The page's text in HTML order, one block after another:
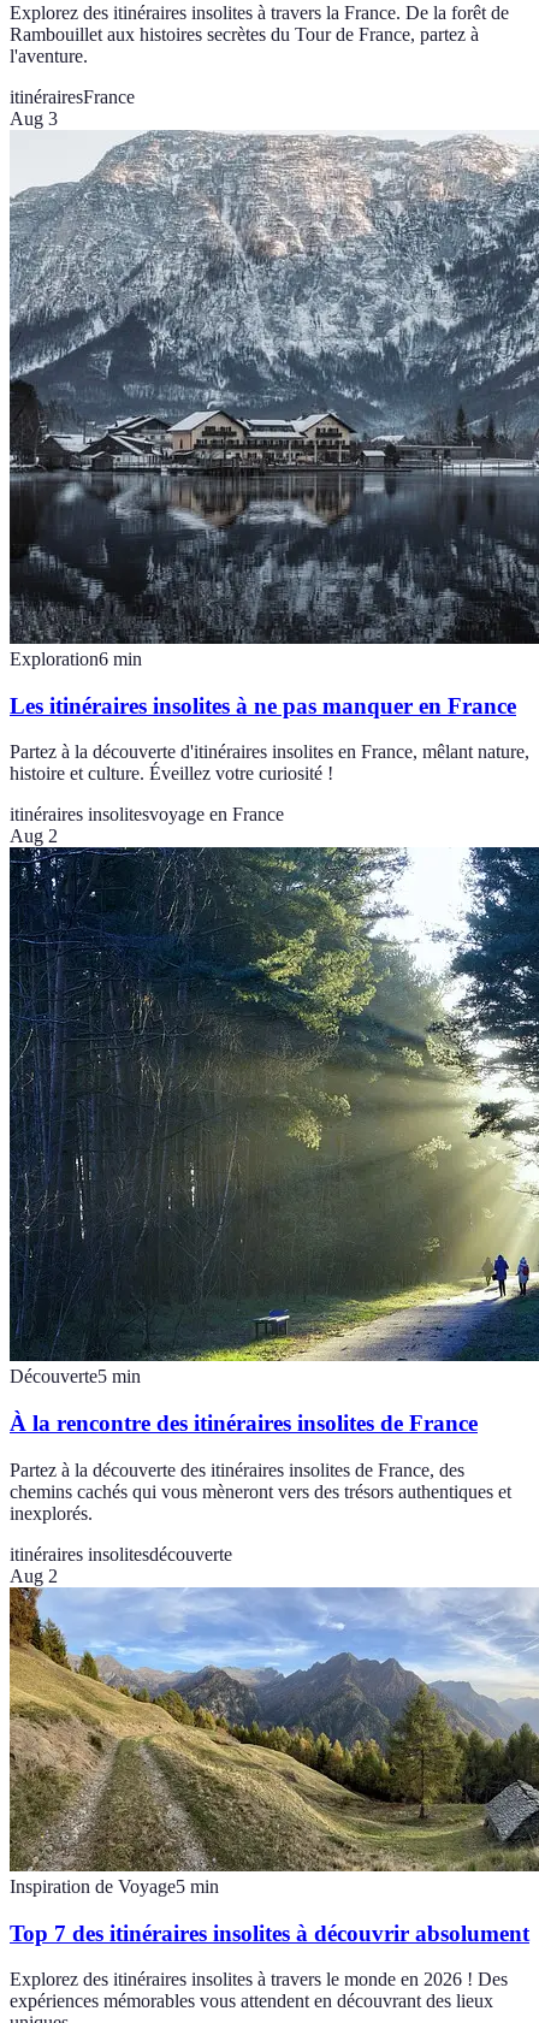
Explorez des itinéraires insolites à travers la France. De la forêt de
Rambouillet aux histoires secrètes du Tour de France, partez à
l'aventure.
itinérairesFrance
Aug 3
Exploration6 min
Les itinéraires insolites à ne pas manquer en France
Partez à la découverte d'itinéraires insolites en France, mêlant nature,
histoire et culture. Éveillez votre curiosité !
itinéraires insolitesvoyage en France
Aug 2
Découverte5 min
À la rencontre des itinéraires insolites de France
Partez à la découverte des itinéraires insolites de France, des
chemins cachés qui vous mèneront vers des trésors authentiques et
inexplorés.
itinéraires insolitesdécouverte
Aug 2
Inspiration de Voyage5 min
Top 7 des itinéraires insolites à découvrir absolument
Explorez des itinéraires insolites à travers le monde en 2026 ! Des
expériences mémorables vous attendent en découvrant des lieux